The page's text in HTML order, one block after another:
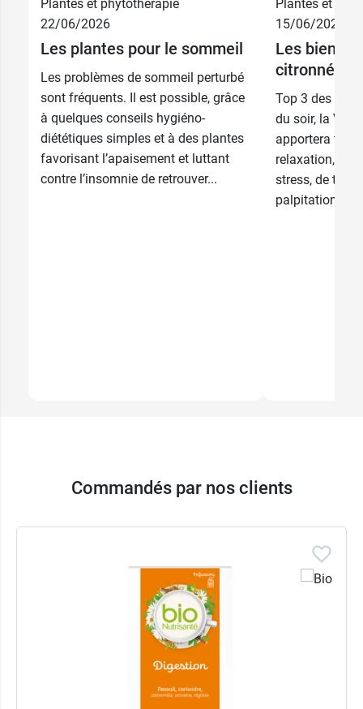
75 ml 12,29 €
Plantes et phytothérapie
22/06/2026
Les plantes pour le sommeil
Les problèmes de sommeil perturbé
sont fréquents. Il est possible, grâce
à quelques conseils hygiéno-
diététiques simples et à des plantes
favorisant l’apaisement et luttant
contre l’insomnie de retrouver...
Plantes et
15/06/2026
Les
citronnée
Top 3 des
du soir, la
apportera
relaxation,
stress, de
palpitations,
Commandés par nos clients